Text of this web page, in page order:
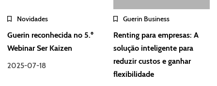
Novidades
Guerin reconhecida no 5.º
Webinar Ser Kaizen
2025-07-18
Guerin Business
Renting para empresas: A
solução inteligente para
reduzir custos e ganhar
flexibilidade